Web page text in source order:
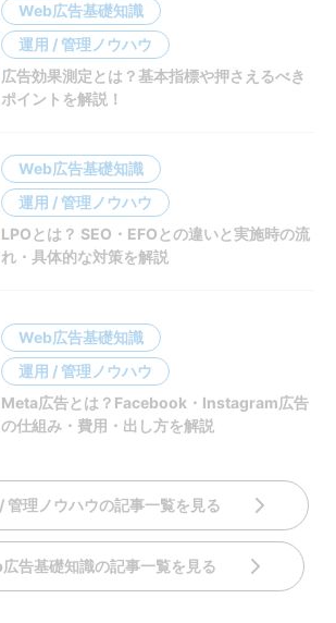
Web広告基礎知識
運用 / 管理ノウハウ
広告効果測定とは？基本指標や押さえるべき
ポイントを解説！
Web広告基礎知識
運用 / 管理ノウハウ
LPOとは？ SEO・EFOとの違いと実施時の流
れ・具体的な対策を解説
Web広告基礎知識
運用 / 管理ノウハウ
Meta広告とは？Facebook・Instagram広告
の仕組み・費用・出し方を解説
管理ノウハウの記事一覧を見る
告基礎知識の記事一覧を見る